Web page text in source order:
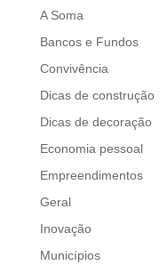
A Soma
Bancos e Fundos
Convivência
Dicas de construção
Dicas de decoração
Economia pessoal
Empreendimentos
Geral
Inovação
Municípios